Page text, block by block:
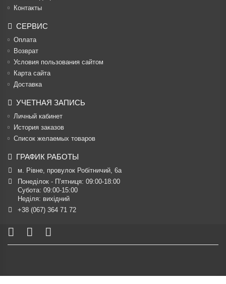
Контакты
СЕРВИС
Оплата
Возврат
Условия пользования сайтом
Карта сайта
Доставка
УЧЕТНАЯ ЗАПИСЬ
Личный кабинет
История заказов
Список желаемых товаров
ГРАФИК РАБОТЫ
м. Рівне, провулок Робітничий, 6а
Понеділок - П’ятниця: 09:00-18:00
Субота: 09:00-15:00
Неділя: вихідний
+38 (067) 364 71 72